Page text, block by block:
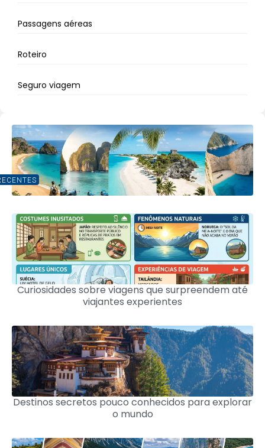
Passagens aéreas
Roteiro
Seguro viagem
Curiosidades sobre viagens que surpreendem até
viajantes experientes
Destinos secretos pouco conhecidos para explorar
o mundo